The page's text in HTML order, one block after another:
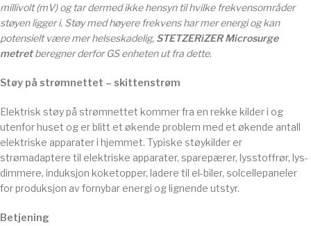
millivolt (mV) og tar dermed ikke hensyn til hvilke frekvensområder
støyen ligger i. Støy med høyere frekvens har mer energi og kan
potensielt være mer helseskadelig, STETZERiZER Microsurge
metretberegner derfor GS enheten ut fra dette.
Støy på strømnettet – skittenstrøm
Elektrisk støy på strømnettet kommer fra en rekke kilder i og
utenfor huset og er blitt et økende problem med et økende antall
elektriske apparater i hjemmet. Typiske støykilder er
strømadaptere til elektriske apparater, sparepærer, lysstoffrør, lys-
dimmere, induksjon koketopper, ladere til el-biler, solcellepaneler
for produksjon av fornybar energi og lignende utstyr.
Betjening